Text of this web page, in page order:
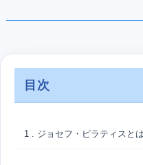
目次
1 . ジョセフ・ピラティスと